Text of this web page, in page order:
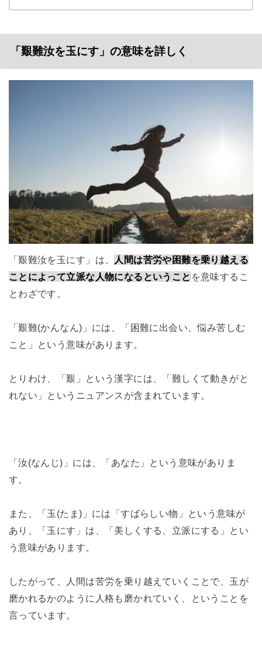
「艱難汝を玉にす」の意味を詳しく
「艱難汝を玉にす」は、
人間は苦労や困難を乗り越える
ことによって立派な人物になるということ を意味するこ
とわざです。
「艱難(かんなん)」には、「困難に出会い、悩み苦しむ
こと」という意味があります。
とりわけ、「艱」という漢字には、「難しくて動きがと
れない」というニュアンスが含まれています。
「汝(なんじ)」には、「あなた」という意味がありま
す。
また、「玉(たま)」には「すばらしい物」という意味が
あり、「玉にす」は、「美しくする、立派にする」とい
う意味があります。
したがって、人間は苦労を乗り越えていくことで、玉が
磨かれるかのように人格も磨かれていく、ということを
言っています。